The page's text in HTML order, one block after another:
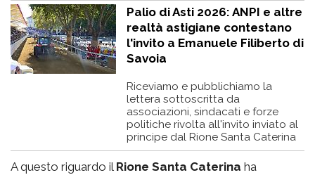
Palio di Asti 2026: ANPI e altre
realtà astigiane contestano
l'invito a Emanuele Filiberto di
Savoia
Riceviamo e pubblichiamo la
lettera sottoscritta da
associazioni, sindacati e forze
politiche rivolta all'invito inviato al
principe dal Rione Santa Caterina
A questo riguardo il Rione Santa Caterina ha